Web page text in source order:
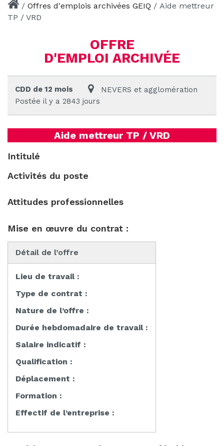
/ Offres d'emplois archivées GEIQ / Aide mettreur
TP / VRD
OFFRE
D'EMPLOI ARCHIVÉE
CDD de 12 mois
NEVERS et agglomération
Postée il y a 2843 jours
Aide mettreur TP / VRD
Intitulé
Activités du poste
Attitudes professionnelles
Mise en œuvre du contrat :
Détail de l’offre
Lieu de travail :
Type de contrat :
Nature de l’offre :
Durée hebdomadaire de travail :
Salaire indicatif :
Qualification :
Déplacement :
Formation :
Effectif de l’entreprise :